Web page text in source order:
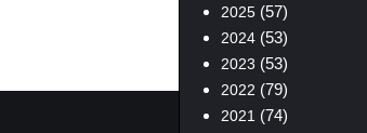
2025(57)
2024(53)
2023 (53)
2022 (79)
2021 (74)